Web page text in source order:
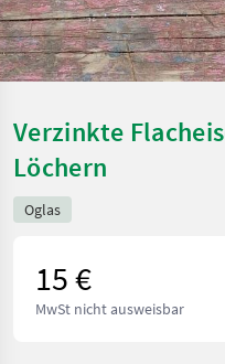
Verzinkte
Löchern
Oglas
15 €
MwSt nicht ausweisbar